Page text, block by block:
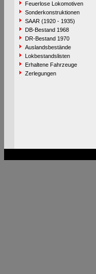
Feuerlose Lokomotiven
Sonderkonstruktionen
SAAR (1920 - 1935)
DB-Bestand 1968
DR-Bestand 1970
Auslandsbestände
Lokbestandslisten
Erhaltene Fahrzeuge
Zerlegungen